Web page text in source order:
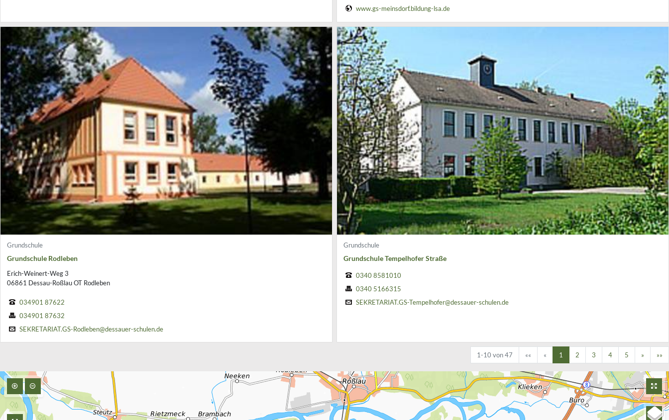
www.gs-meinsdorf.bildung-lsa.de
Grundschule
Grundschule Rodleben
Erich-Weinert-Weg 3
06861 Dessau-Roßlau OT Rodleben
034901 87622
034901 87632
SEKRETARIAT.GS-Rodleben@dessauer-schulen.de
Grundschule
Grundschule Tempelhofer Straße
0340 8581010
0340 5166315
SEKRETARIAT.GS-Tempelhofer@dessauer-schulen.de
1-10 von 47 «« « 1 2 3 4 5 » »»